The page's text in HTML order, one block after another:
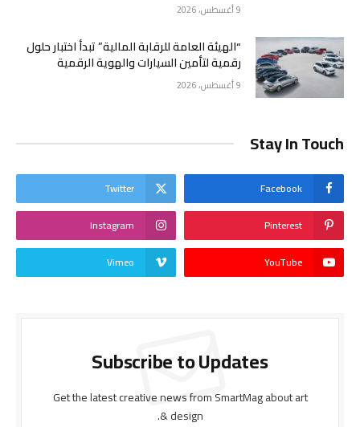
9 أغسطس، 2026
“الهيئة العامة للرقابة المالية” تبدأ اختبار حلول
رقمية لتأمين السيارات والهوية الرقمية
9 أغسطس، 2026
Stay In Touch
Facebook
Twitter
Pinterest
Instagram
YouTube
Vimeo
Subscribe to Updates
Get the latest creative news from SmartMag about art
& design.